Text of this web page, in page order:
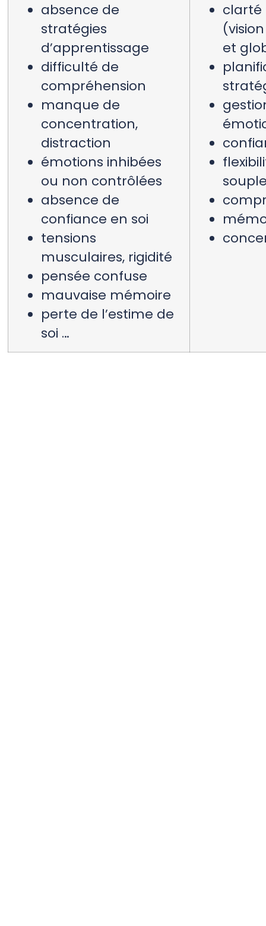
absence de
stratégies
d’apprentissage
difficulté de
compréhension
manque de
concentration,
distraction
émotions inhibées
ou non contrôlées
absence de
confiance en soi
tensions
musculaires, rigidité
pensée confuse
mauvaise mémoire
perte de l’estime de
soi …
clarté
et